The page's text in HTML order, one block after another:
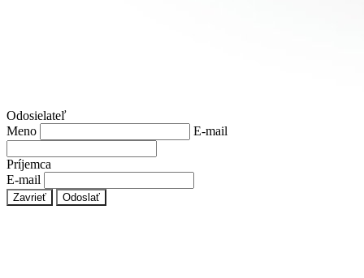
Odosielateľ
Meno
E-mail
Príjemca
E-mail
Zavrieť Odoslať